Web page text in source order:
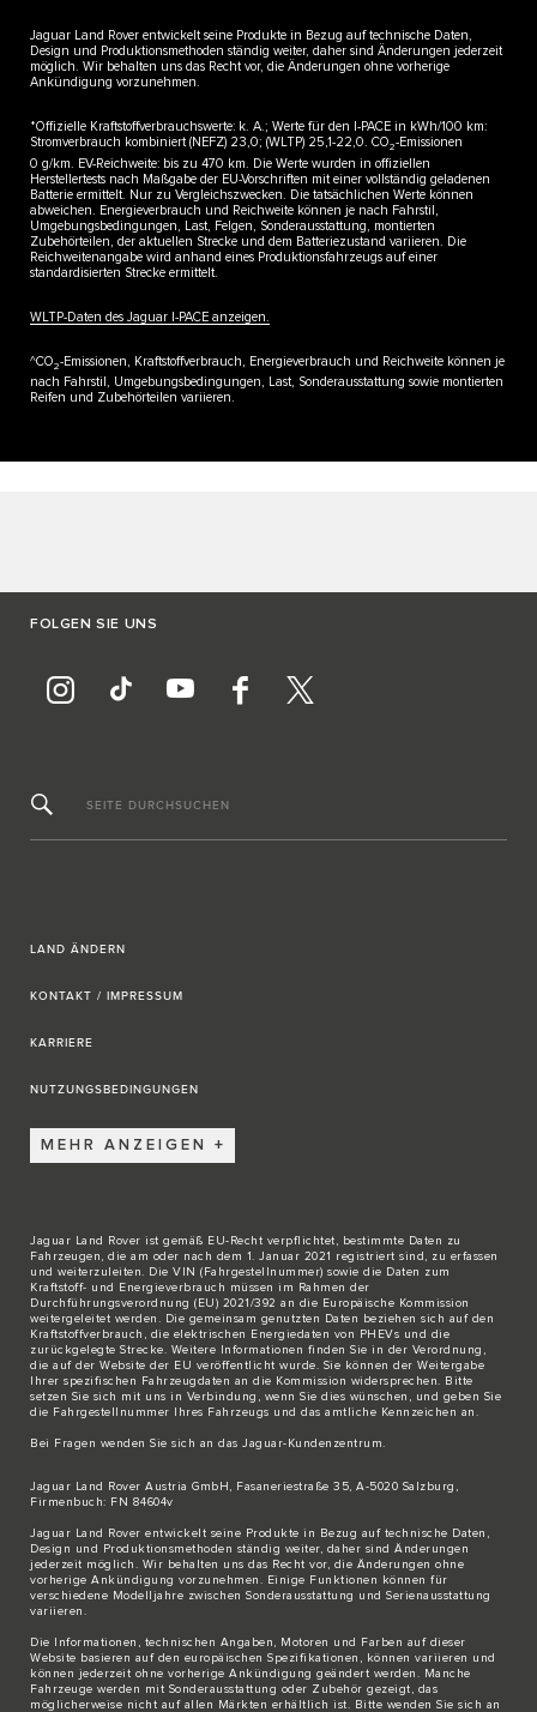
Jaguar Land Rover entwickelt seine Produkte in Bezug auf technische Daten,
Design und Produktionsmethoden ständig weiter, daher sind Änderungen jederzeit
möglich. Wir behalten uns das Recht vor, die Änderungen ohne vorherige
Ankündigung vorzunehmen.
*Offizielle Kraftstoffverbrauchswerte: k. A.; Werte für den I-PACE in kWh/100 km:
Stromverbrauch kombiniert (NEFZ) 23,0; (WLTP) 25,1-22,0. CO2-Emissionen
0 g/km. EV-Reichweite: bis zu 470 km. Die Werte wurden in offiziellen
Herstellertests nach Maßgabe der EU-Vorschriften mit einer vollständig geladenen
Batterie ermittelt. Nur zu Vergleichszwecken. Die tatsächlichen Werte können
abweichen. Energieverbrauch und Reichweite können je nach Fahrstil,
Umgebungsbedingungen, Last, Felgen, Sonderausstattung, montierten
Zubehörteilen, der aktuellen Strecke und dem Batteriezustand variieren. Die
Reichweitenangabe wird anhand eines Produktionsfahrzeugs auf einer
standardisierten Strecke ermittelt.
WLTP-Daten des Jaguar I-PACE anzeigen.​
^CO2-Emissionen, Kraftstoffverbrauch, Energieverbrauch und Reichweite können je
nach Fahrstil, Umgebungsbedingungen, Last, Sonderausstattung sowie montierten
Reifen und Zubehörteilen variieren.
FOLGEN SIE UNS
SEITE DURCHSUCHEN
LAND ÄNDERN
KONTAKT / IMPRESSUM
KARRIERE
NUTZUNGSBEDINGUNGEN
MEHR ANZEIGEN
Jaguar Land Rover ist gemäß EU-Recht verpflichtet, bestimmte Daten zu
Fahrzeugen, die am oder nach dem 1. Januar 2021 registriert sind, zu erfassen
und weiterzuleiten. Die VIN (Fahrgestellnummer) sowie die Daten zum
Kraftstoff- und Energieverbrauch müssen im Rahmen der
Durchführungsverordnung (EU) 2021/392 an die Europäische Kommission
weitergeleitet werden. Die gemeinsam genutzten Daten beziehen sich auf den
Kraftstoffverbrauch, die elektrischen Energiedaten von PHEVs und die
zurückgelegte Strecke. Weitere Informationen finden Sie in der Verordnung,
die auf der Website der EU veröffentlicht wurde. Sie können der Weitergabe
Ihrer spezifischen Fahrzeugdaten an die Kommission widersprechen. Bitte
setzen Sie sich mit uns in Verbindung
, wenn Sie dies wünschen, und geben Sie
die Fahrgestellnummer Ihres Fahrzeugs und das amtliche Kennzeichen an.
Bei Fragen wenden Sie sich an das Jaguar-Kundenzentrum
Jaguar Land Rover Austria GmbH, Fasaneriestraße 35, A-5020 Salzburg,
Firmenbuch: FN 84604v
Jaguar Land Rover entwickelt seine Produkte in Bezug auf technische Daten,
Design und Produktionsmethoden ständig weiter, daher sind Änderungen
jederzeit möglich. Wir behalten uns das Recht vor, die Änderungen ohne
vorherige Ankündigung vorzunehmen. Einige Funktionen können für
verschiedene Modelljahre zwischen Sonderausstattung und Serienausstattung
variieren.
Die Informationen, technischen Angaben, Motoren und Farben auf dieser
Website basieren auf den europäischen Spezifikationen, können variieren und
können jederzeit ohne vorherige Ankündigung geändert werden. Manche
Fahrzeuge werden mit Sonderausstattung oder Zubehör gezeigt, das
möglicherweise nicht auf allen Märkten erhältlich ist. Bitte wenden Sie sich an